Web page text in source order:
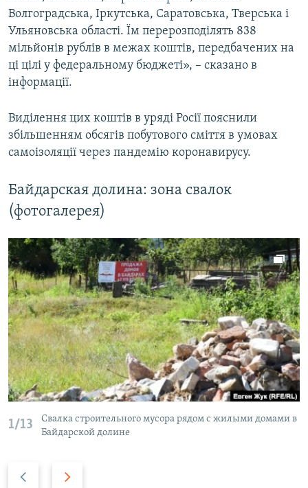
Волгоградська, Іркутська, Саратовська, Тверська і
Ульяновська області. Їм перерозподілять 838
мільйонів рублів в межах коштів, передбачених на
ці цілі у федеральному бюджеті», – сказано в
інформації.
Виділення цих коштів в уряді Росії пояснили
збільшенням обсягів побутового сміття в умовах
самоізоляції через пандемію коронавирусу.
Байдарская долина: зона свалок
(фотогалерея)
1/13
Свалка строительного мусора рядом с жилыми домами в
Байдарской долине